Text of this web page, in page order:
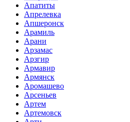
Апатиты
Апрелевка
Апшеронск
Арамиль
Арани
Арзамас
Арзгир
Армавир
Армянск
Аромашево
Арсеньев
Артем
Артемовск